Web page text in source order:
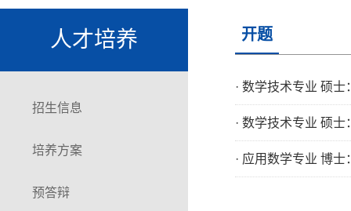
人才培养
招生信息
培养方案
预答辩
开题
· 数学技术专业 硕士
· 数学技术专业 硕士
· 应用数学专业 博士